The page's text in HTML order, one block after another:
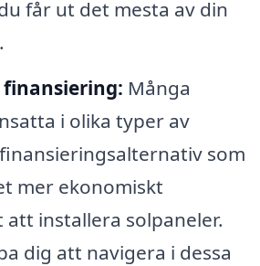
får ut det mesta av din
finansiering: Många
i olika typer av
som
mer ekonomiskt
installera solpaneler.
dig att navigera i dessa